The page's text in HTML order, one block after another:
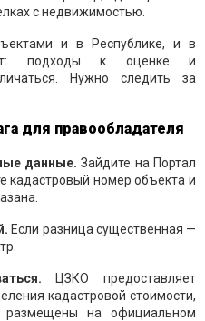
с недвижимостью.
и в Республике, и в
подходы к оценке и
Нужно следить за
для правообладателя
данные. Зайдите на Портал
кадастровый номер объекта и
Если разница существенная —
ЦЗКО предоставляет
кадастровой стоимости,
на официальном